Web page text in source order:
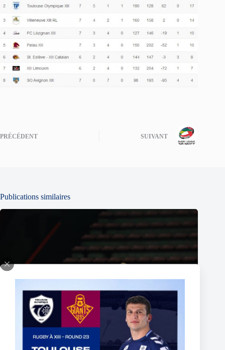
PRÉCÉDENT SUIVANT
Publications similaires